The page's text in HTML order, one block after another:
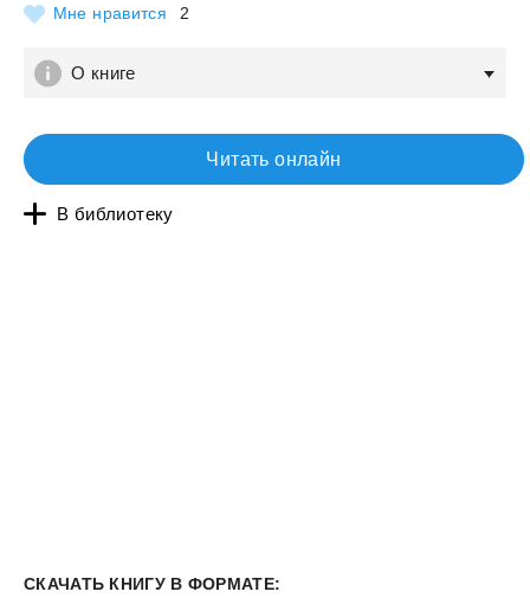
Мне нравится 2
О книге
Читать онлайн
В библиотеку
СКАЧАТЬ КНИГУ В ФОРМАТЕ: